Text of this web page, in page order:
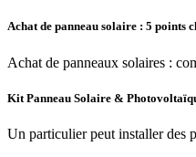
Achat de panneau solaire : 5 points
Achat de panneaux solaires :
Kit Panneau Solaire &
Un particulier peut installer des